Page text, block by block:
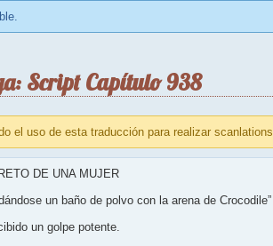
Script Capítulo 938
el uso de esta traducción para realizar
DE UNA MUJER
un baño de polvo con la arena de
un golpe potente.